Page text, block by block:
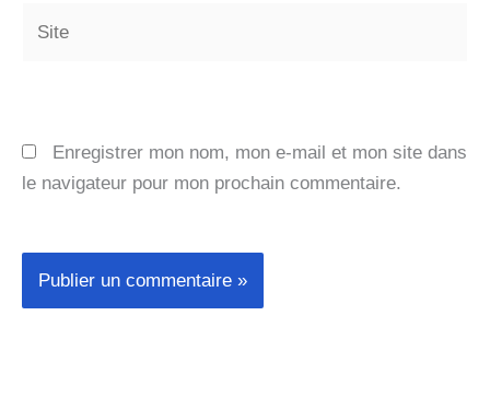
Enregistrer mon nom, mon e-mail et mon site dans
le navigateur pour mon prochain commentaire.